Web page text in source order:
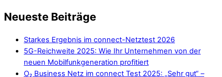
Neueste Beiträge
Starkes Ergebnis im connect-Netztest 2026
5G-Reichweite 2025: Wie Ihr Unternehmen von der
neuen Mobilfunkgeneration profitiert
O₂ Business Netz im connect Test 2025: „Sehr gut“ –